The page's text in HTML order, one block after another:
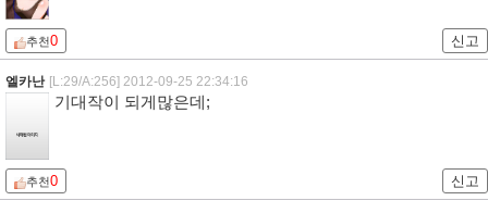
추천0 신고
엘카난 [L:29/A:256] 2012-09-25 22:34:16
기대작이 되게많은데;
추천0 신고